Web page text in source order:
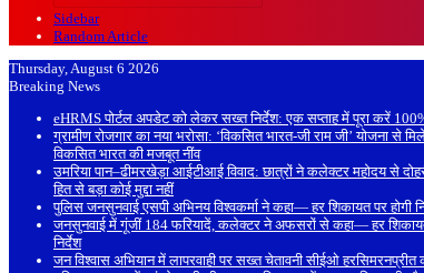
Sidebar
Random Article
Thursday, August 6 2026
Breaking News
eHRMS पोर्टल अपडेट को लेकर सख्त निर्देश: एक सप्ताह में पूरा करें
ग्रामीण रोजगार का नया भरोसा: ‘विकसित भारत-जी राम जी’ योजना से
विकसित भारत की मजबूत नींव
उमरिया पान–ढीमरखेड़ा आईटीआई विवाद: छात्रों ने कलेक्टर महोदय से
हित से बड़ा कोई मुद्दा नहीं
पुलिस जनसुनवाई एसपी अभिनय विश्वकर्मा ने कहा— हर शिकायत पर होगी
जनसुनवाई में गूंजीं 184 फरियादें, कलेक्टर ने अफसरों से कहा— हर शिकायत
निर्देश
जन विश्वास अभियान में लापरवाही पर सख्त चेतावनी सीईओ